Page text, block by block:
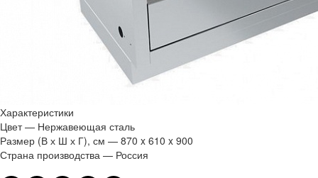
Характеристики
Цвет — Нержавеющая сталь
Размер (В х Ш х Г), см — 870 x 610 x 900
Страна производства — Россия